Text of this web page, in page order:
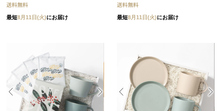
送料無料
最短8月11日(火)にお届け
送料無料
最短8月11日(火)にお届け